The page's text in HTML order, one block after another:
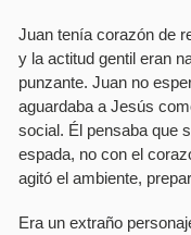
Juan tení­a corazón de
y la actitud gentil eran
punzante. Juan no
aguardaba a Jesús
social. Él pensaba que
espada, no con el
agitó el ambiente,
Era un extraño